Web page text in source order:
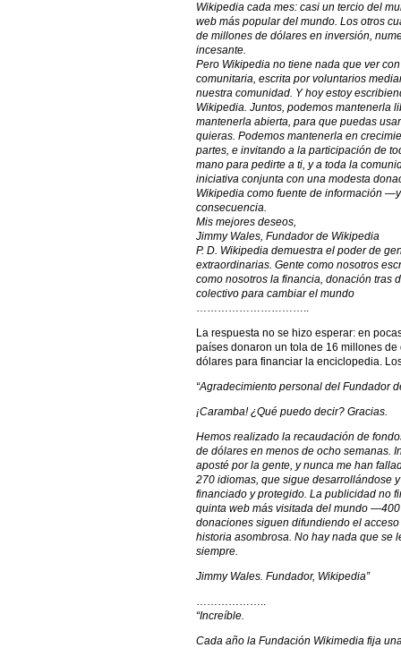
Wikipedia cada mes: casi un tercio del
web más popular del mundo. Los otros
de millones de dólares en inversión,
incesante.
Pero Wikipedia no tiene nada que ver
comunitaria, escrita por voluntarios
nuestra comunidad. Y hoy estoy
Wikipedia. Juntos, podemos mantenerla
mantenerla abierta, para que puedas
quieras. Podemos mantenerla en
partes, e invitando a la participación de
mano para pedirte a ti, y a toda la
iniciativa conjunta con una modesta
Wikipedia como fuente de información
consecuencia.
Mis mejores deseos,
Jimmy Wales, Fundador de Wikipedia
P. D. Wikipedia demuestra el poder de
extraordinarias. Gente como nosotros
como nosotros la financia, donación tras
colectivo para cambiar el mundo
…………………………..
La respuesta no se hizo esperar: en
países donaron un tola de 16 millones
dólares para financiar la enciclopedia.
“Agradecimiento personal del Fundador
¡Caramba! ¿Qué puedo decir? Gracias.
Hemos realizado la recaudación de
de dólares en menos de ocho semanas.
aposté por la gente, y nunca me han
270 idiomas, que sigue desarrollándose
financiado y protegido. La publicidad no
quinta web más visitada del mundo
donaciones siguen difundiendo el
historia asombrosa. No hay nada que se
siempre.
Jimmy Wales. Fundador, Wikipedia”
………………..
“Increíble.
Cada año la Fundación Wikimedia fija